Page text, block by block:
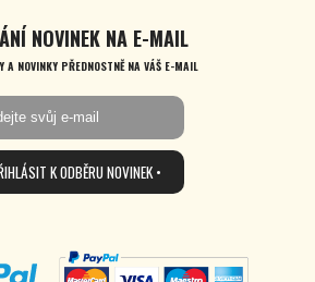
NOVINEK NA E-MAIL
A NOVINKY PŘEDNOSTNĚ NA VÁŠ E-MAIL
K ODBĚRU NOVINEK •